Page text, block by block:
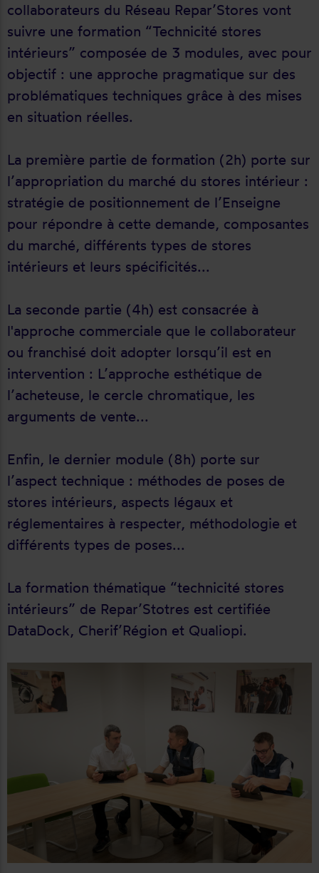
collaborateurs du Réseau Repar’Stores vont
suivre une formation “Technicité stores
intérieurs” composée de 3 modules, avec pour
objectif : une approche pragmatique sur des
problématiques techniques grâce à des mises
en situation réelles.
La première partie de formation (2h) porte sur
l’appropriation du marché du stores intérieur :
stratégie de positionnement de l’Enseigne
pour répondre à cette demande, composantes
du marché, différents types de stores
intérieurs et leurs spécificités...
La seconde partie (4h) est consacrée à
l'approche commerciale que le collaborateur
ou franchisé doit adopter lorsqu’il est en
intervention : L’approche esthétique de
l’acheteuse, le cercle chromatique, les
arguments de vente...
Enfin, le dernier module (8h) porte sur
l’aspect technique : méthodes de poses de
stores intérieurs, aspects légaux et
réglementaires à respecter, méthodologie et
différents types de poses...
La formation thématique “technicité stores
intérieurs” de Repar’Stotres est certifiée
DataDock, Cherif’Région et Qualiopi.